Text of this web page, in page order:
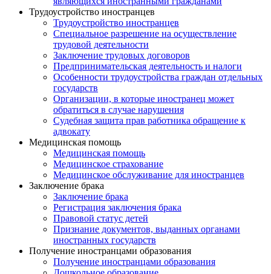
Трудоустройство иностранцев
Трудоустройство иностранцев
Специальное разрешение на осуществление
трудовой деятельности
Заключение трудовых договоров
Предпринимательская деятельность и налоги
Особенности трудоустройства граждан отдельных
государств
Организации, в которые иностранец может
обратиться в случае нарушения
Судебная защита прав работника обращение к
адвокату
Медицинская помощь
Медицинская помощь
Медицинское страхование
Медицинское обслуживание для иностранцев
Заключение брака
Заключение брака
Регистрация заключения брака
Правовой статус детей
Признание документов, выданных органами
иностранных государств
Получение иностранцами образования
Получение иностранцами образования